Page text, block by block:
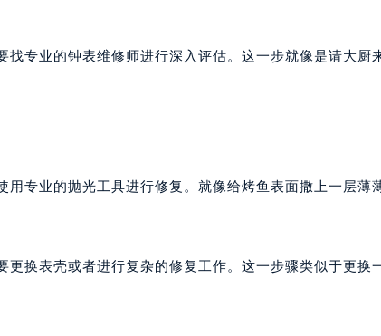
专业的钟表维修师进行深入评估。这一步就像是请大厨
专业的抛光工具进行修复。就像给烤鱼表面撒上一层薄
换表壳或者进行复杂的修复工作。这一步骤类似于更换